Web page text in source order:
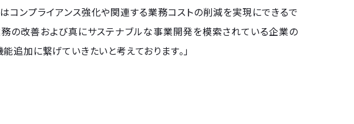
コンプライアンス強化や関連する業務コストの削減を実現にできるで
務の改善および真にサステナブルな事業開発を模索されている企業の
追加に繋げていきたいと考えております。」